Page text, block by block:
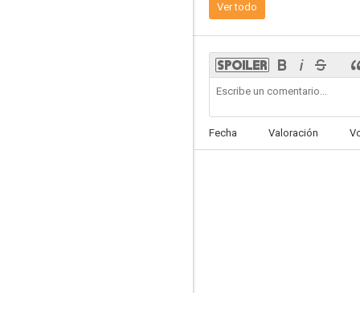
Somos gente honrada
--
Ver todo
Fecha Valoración